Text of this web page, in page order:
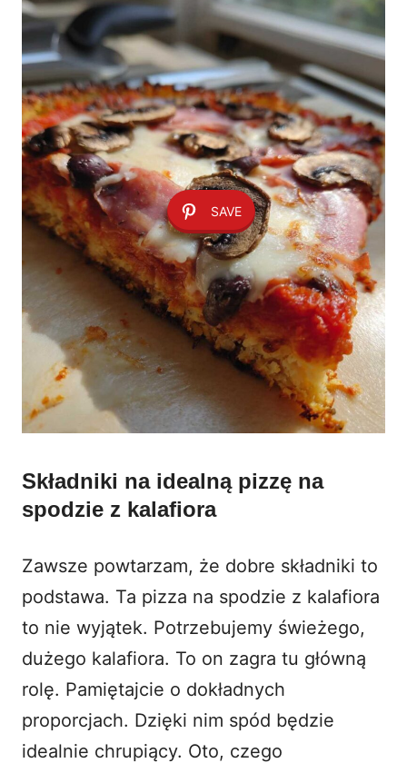
SAVE
Składniki na idealną pizzę na
spodzie z kalafiora
Zawsze powtarzam, że dobre składniki to
podstawa. Ta pizza na spodzie z kalafiora
to nie wyjątek. Potrzebujemy świeżego,
dużego kalafiora. To on zagra tu główną
rolę. Pamiętajcie o dokładnych
proporcjach. Dzięki nim spód będzie
idealnie chrupiący. Oto, czego